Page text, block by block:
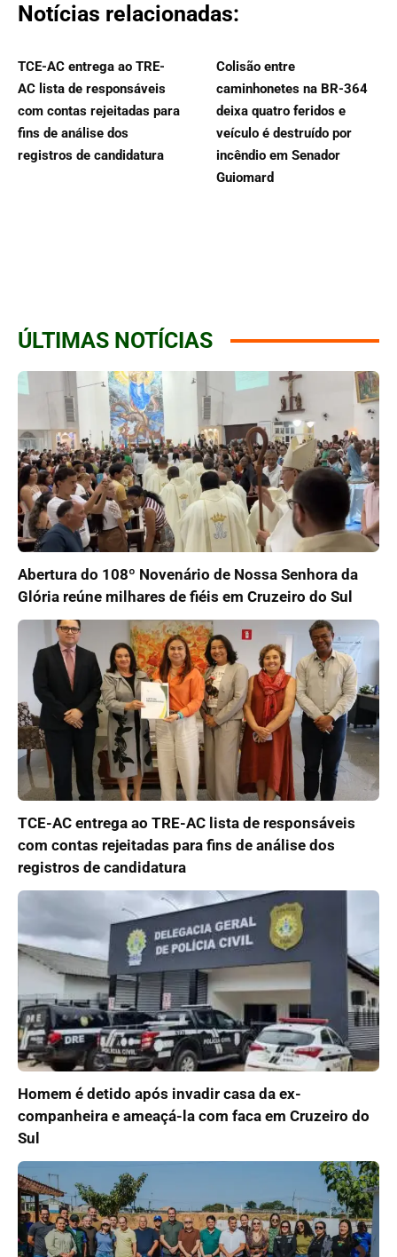
Notícias relacionadas:
TCE-AC entrega ao TRE-
AC lista de responsáveis
com contas rejeitadas para
fins de análise dos
registros de candidatura
Colisão entre
caminhonetes na BR-364
deixa quatro feridos e
veículo é destruído por
incêndio em Senador
Guiomard
ÚLTIMAS NOTÍCIAS
Abertura do 108º Novenário de Nossa Senhora da
Glória reúne milhares de fiéis em Cruzeiro do Sul
TCE-AC entrega ao TRE-AC lista de responsáveis
com contas rejeitadas para fins de análise dos
registros de candidatura
Homem é detido após invadir casa da ex-
companheira e ameaçá-la com faca em Cruzeiro do
Sul